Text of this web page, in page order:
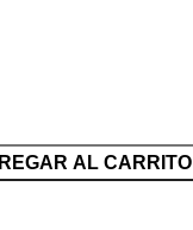
AL CARRITO